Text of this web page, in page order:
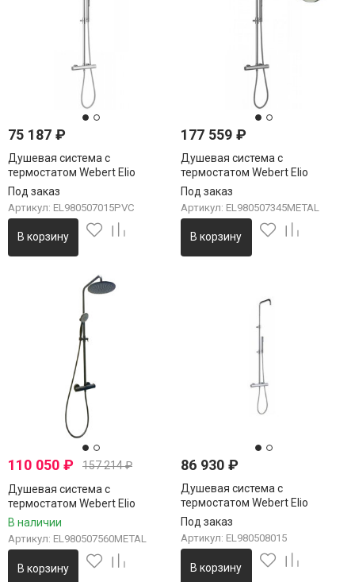
75 187 ₽
Душевая система с
термостатом Webert Elio
EL980507015PVC, хром
Под заказ
Артикул: EL980507015PVC
В корзину
177 559₽
Душевая система с
термостатом Webert Elio
EL980507345METAL, никель
Под заказ
Артикул: EL980507345METAL
В корзину
110 050 ₽ 157 214₽
Душевая система с
термостатом Webert Elio
EL980507560METAL, черный
В наличии
Артикул: EL980507560METAL
В корзину
86 930₽
Душевая система с
термостатом Webert Elio
EL980508015, хром
Под заказ
Артикул: EL980508015
В корзину